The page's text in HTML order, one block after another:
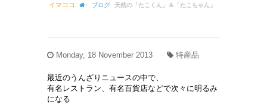
イマココ: ブログ 天然の「たこくん」＆「たこちゃん」
Monday, 18 November 2013 特産品
最近のうんざりニュースの中で、
有名レストラン、有名百貨店などで次々に明るみ
になる